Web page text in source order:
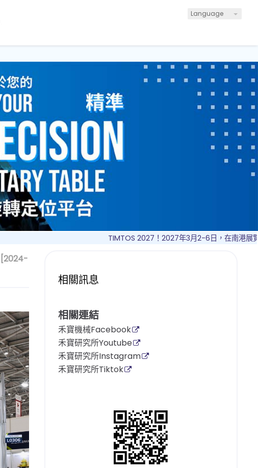
Language
相關訊息
相關連結
禾寶機械Facebook
禾寶研究所Youtube
禾寶研究所Instagram
禾寶研究所Tiktok
TIMTOS 2027！2027年3月2-6日，在南港展覽館！敬請期
[2024-